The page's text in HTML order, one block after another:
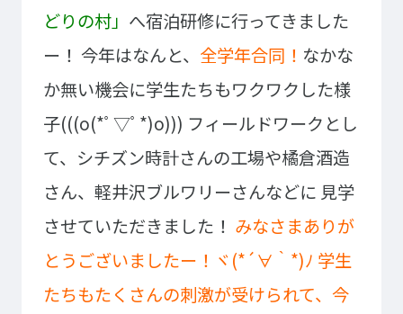
NEWS&TOPICS
Copyright © Technos College. All Rights Reserved.
どりの村」 へ宿泊研修に行ってきました
ー！ 今年はなんと、 全学年合同！ なかな
か無い機会に学生たちもワクワクした様
子(((o(*ﾟ▽ﾟ*)o))) フィールドワークとし
て、シチズン時計さんの工場や橘倉酒造
さん、軽井沢ブルワリーさんなどに 見学
させていただきました！ みなさまありが
とうございましたー！ヾ(*´∀｀*)ﾉ 学生
たちもたくさんの刺激が受けられて、今